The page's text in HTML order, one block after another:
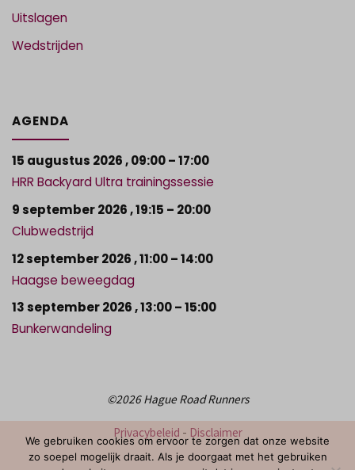
Uitslagen
Wedstrijden
AGENDA
15 augustus 2026,09:00– 17:00
HRR Backyard Ultra trainingssessie
9 september 2026,19:15 – 20:00
Clubwedstrijd
12 september 2026,11:00– 14:00
Haagse beweegdag
13 september 2026,13:00– 15:00
Bunkerwandeling
©2026 Hague Road Runners
Privacybeleid - Disclaimer
We gebruiken cookies om ervoor te zorgen dat onze website
zo soepel mogelijk draait. Als je doorgaat met het gebruiken